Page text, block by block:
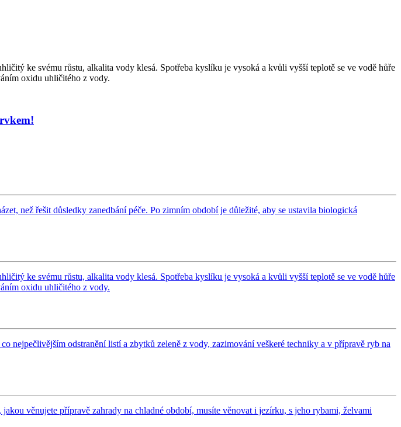
ke svému růstu, alkalita vody klesá. Spotřeba kyslíku je vysoká a kvůli vyšší teplotě se ve vodě hůře
oxidu uhličitého z vody.
než řešit důsledky zanedbání péče. Po zimním období je důležité, aby se ustavila biologická
ke svému růstu, alkalita vody klesá. Spotřeba kyslíku je vysoká a kvůli vyšší teplotě se ve vodě hůře
oxidu uhličitého z vody.
odstranění listí a zbytků zeleně z vody, zazimování veškeré techniky a v přípravě ryb na
věnujete přípravě zahrady na chladné období, musíte věnovat i jezírku, s jeho rybami, želvami